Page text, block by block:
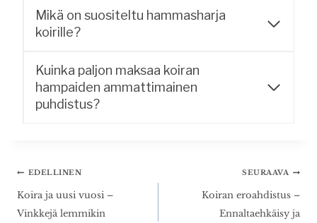
Mikä on suositeltu hammasharja
koirille?
Kuinka paljon maksaa koiran
hampaiden ammattimainen
puhdistus?
Artikkelien
selaus
EDELLINEN
Koira ja uusi vuosi –
Vinkkejä lemmikin
SEURAAVA
Koiran eroahdistus –
Ennaltaehkäisy ja